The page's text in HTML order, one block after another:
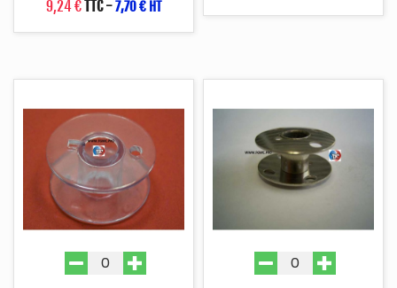
9,24 €TTC-7,70 € HT